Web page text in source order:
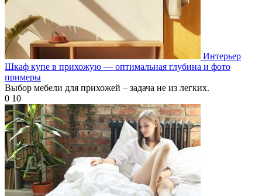
Интерьер
Шкаф купе в прихожую — оптимальная глубина и фото
примеры
Выбор мебели для прихожей – задача не из легких.
0 10